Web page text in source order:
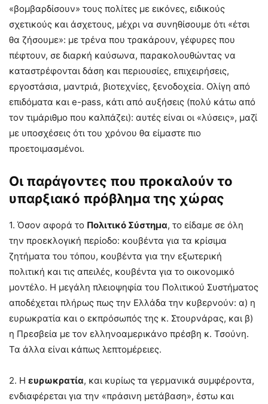
«βομβαρδίσουν» τους πολίτες με εικόνες, ειδικούς
σχετικούς και άσχετους, μέχρι να συνηθίσουμε ότι «έτσι
θα ζήσουμε»: με τρένα που τρακάρουν, γέφυρες που
πέφτουν, σε διαρκή καύσωνα, παρακολουθώντας να
καταστρέφονται δάση και περιουσίες, επιχειρήσεις,
εργοστάσια, μαντριά, βιοτεχνίες, ξενοδοχεία. Ολίγη από
επιδόματα και e-pass, κάτι από αυξήσεις (πολύ κάτω από
τον τιμάριθμο που καλπάζει): αυτές είναι οι «λύσεις», μαζί
με υποσχέσεις ότι του χρόνου θα είμαστε πιο
προετοιμασμένοι.
Οι παράγοντες που προκαλούν το
υπαρξιακό πρόβλημα της χώρας
1. Όσον αφορά το Πολιτικό Σύστημα, το είδαμε σε όλη
την προεκλογική περίοδο: κουβέντα για τα κρίσιμα
ζητήματα του τόπου, κουβέντα για την εξωτερική
πολιτική και τις απειλές, κουβέντα για το οικονομικό
μοντέλο. Η μεγάλη πλειοψηφία του Πολιτικού Συστήματος
αποδέχεται πλήρως πως την Ελλάδα την κυβερνούν: α) η
ευρωκρατία και ο εκπρόσωπός της κ. Στουρνάρας, και β)
η Πρεσβεία με τον ελληνοαμερικάνο πρέσβη κ. Τσούνη.
Τα άλλα είναι κάπως λεπτομέρειες.
2. Η ευρωκρατία, και κυρίως τα γερμανικά συμφέροντα,
ενδιαφέρεται για την «πράσινη μετάβαση», έστω και